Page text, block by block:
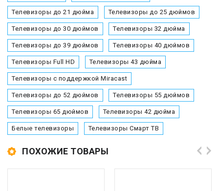
Телевизоры до 21 дюйма Телевизоры до 25 дюймов
Телевизоры до 30 дюймов Телевизоры 32 дюйма
Телевизоры до 39 дюймов Телевизоры 40 дюймов
Телевизоры Full HD Телевизоры 43 дюйма
Телевизоры с поддержкой Miracast
Телевизоры до 52 дюймов Телевизоры 55 дюймов
Телевизоры 65 дюймов Телевизоры 42 дюйма
Белые телевизоры Телевизоры Смарт ТВ
ПОХОЖИЕ ТОВАРЫ